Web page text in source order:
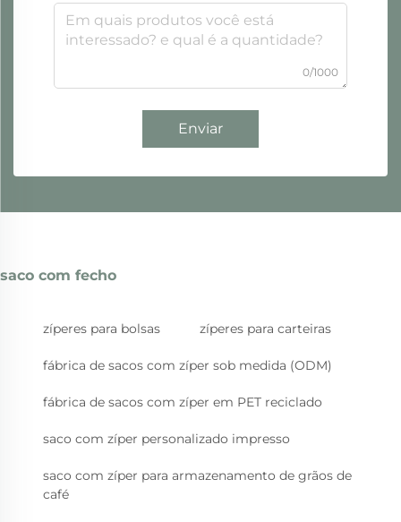
0/1000
Enviar
saco com fecho
zíperes para bolsas zíperes para carteiras
fábrica de sacos com zíper sob medida (ODM)
fábrica de sacos com zíper em PET reciclado
saco com zíper personalizado impresso
saco com zíper para armazenamento de grãos de
café